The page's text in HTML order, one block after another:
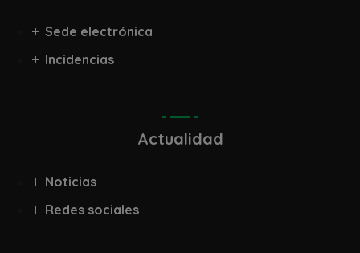
Sede electrónica
Incidencias
Actualidad
Noticias
Redes sociales